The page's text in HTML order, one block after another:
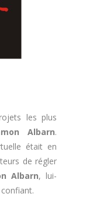
les plus
Albarn.
était en
de régler
Albarn, lui-